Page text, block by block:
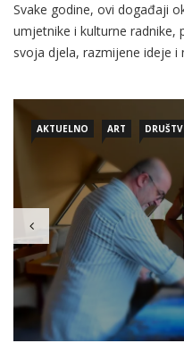
Svake godine, ovi događaji
umjetnike i kulturne radnike,
svoja djela, razmijene ideje i
AKTUELNO ART